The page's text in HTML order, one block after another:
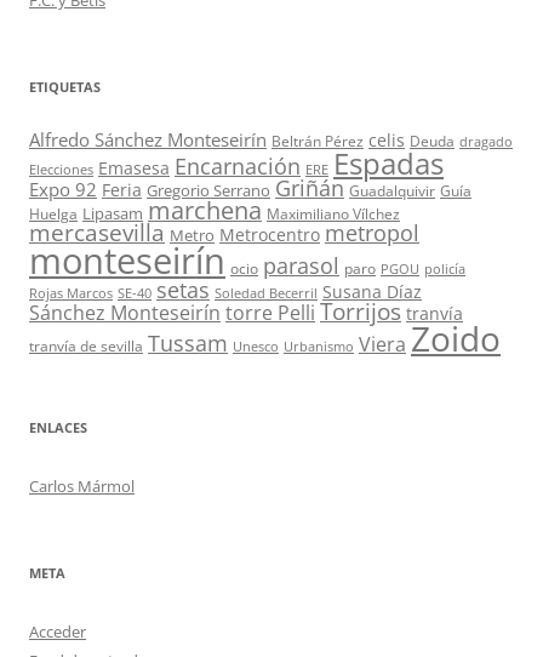
ETIQUETAS
Alfredo Sánchez Monteseirín Beltrán Pérez celis Deuda dragado
Elecciones Emasesa Encarnación ERE Espadas
Expo 92 Feria Gregorio Serrano Griñán Guadalquivir Guía
Huelga Lipasam marchena Maximiliano Vílchez
mercasevilla Metro Metrocentro metropol
monteseirín ocio parasol paro PGOU policía
Rojas Marcos SE-40 setas Soledad Becerril Susana Díaz
Sánchez Monteseirín torre Pelli Torrijos tranvía
tranvía de sevilla Tussam Unesco Urbanismo Viera Zoido
ENLACES
Carlos Mármol
META
Acceder